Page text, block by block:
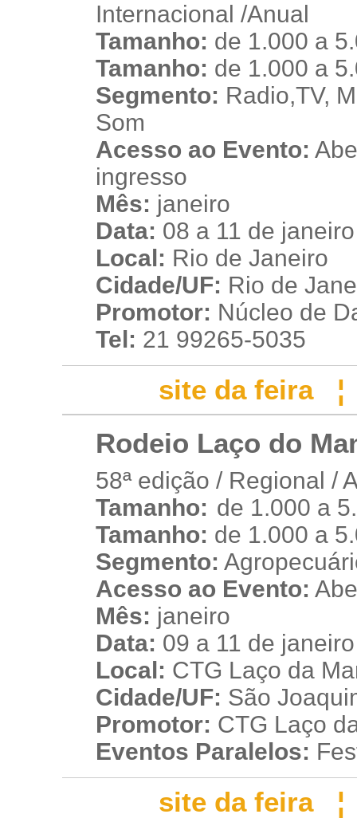
Internacional /Anual
Tamanho: de 1.000 a
Tamanho: de 1.000 a
Segmento: Radio,TV,
Som
Acesso ao Evento:
ingresso
Mês: janeiro
Data: 08 a 11 de
Local: Rio de Janeiro
Cidade/UF: Rio de
Promotor: Núcleo de
Tel: 21 99265-5035
site da feira
Rodeio Laço do
58ª edição / Regional /
Tamanho: de 1.000 a
Tamanho: de 1.000 a
Segmento:
Acesso ao Evento:
Mês: janeiro
Data: 09 a 11 de
Local: CTG Laço da
Cidade/UF: São
Promotor: CTG Laço
Eventos Paralelos:
site da feira